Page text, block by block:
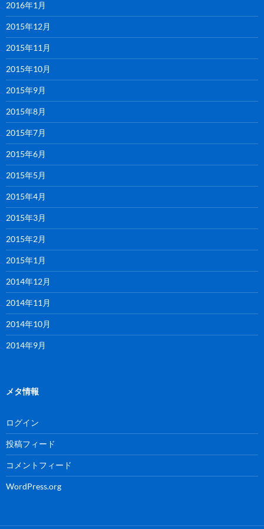
2016年1月
2015年12月
2015年11月
2015年10月
2015年9月
2015年8月
2015年7月
2015年6月
2015年5月
2015年4月
2015年3月
2015年2月
2015年1月
2014年12月
2014年11月
2014年10月
2014年9月
メタ情報
ログイン
投稿フィード
コメントフィード
WordPress.org